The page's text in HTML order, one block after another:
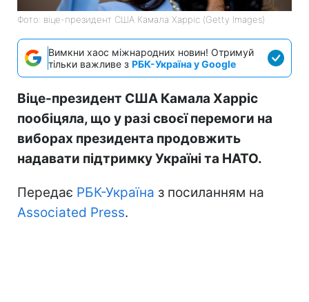
Фото: віце-президент США Камала Харріс (Getty Images)
Вимкни хаос міжнародних новин! Отримуй
тільки важливе з РБК-Україна у Google
Віце-президент США Камала Харріс
пообіцяла, що у разі своєї перемоги на
виборах президента продовжить
надавати підтримку Україні та НАТО.
Передає РБК-Україна з посиланням на
Associated Press.